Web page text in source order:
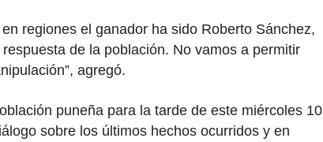
regiones el ganador ha sido Roberto Sánchez,
de la población. No vamos a permitir
agregó.
puneña para la tarde de este miércoles 10
sobre los últimos hechos ocurridos y en